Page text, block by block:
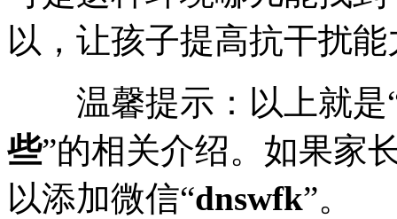
以，让孩子提高抗干扰
温馨提示：以上就是
些”的相关介绍。如果家
以添加微信“dnswfk”。